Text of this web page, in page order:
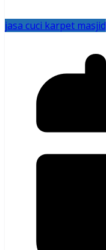
jasa cuci karpet masjid